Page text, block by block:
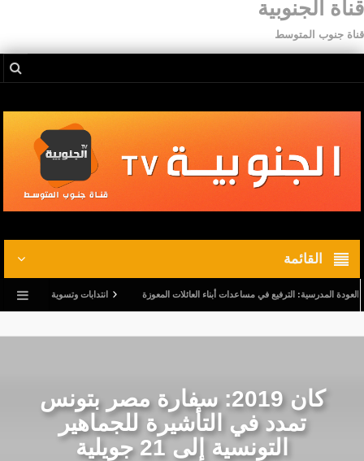
قناة الجنوبية
قناة جنوب المتوسط
القائمة
المدرسية: الترفيع في مساعدات أبناء العائلات المعوزة انتدابات وتسوية وضعيات.. وترفيع
كان 2019: سفارة مصر بتونس
تمدد في التأشيرة للجماهير
التونسية إلى 21 جويلية